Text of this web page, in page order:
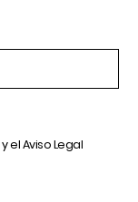
y elAviso Legal